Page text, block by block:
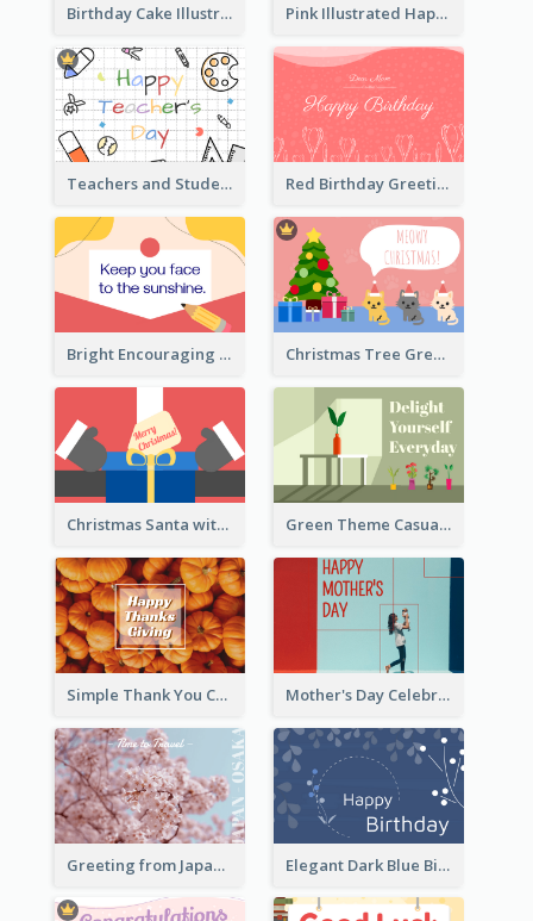
Birthday Cake Illustration Greeting Card Pink Illustrated Happy Mother's Day Celebration Card
Teachers and Students Greeting Card Red Birthday Greeting Card
Bright Encouraging Greeting Card Christmas Tree Greeting Card
Christmas Santa with Gift Greeting Card Green Theme Casual Just Because Card
Simple Thank You Card Mother's Day Celebration Greeting Card
Greeting from Japan Card Elegant Dark Blue Birthday Card